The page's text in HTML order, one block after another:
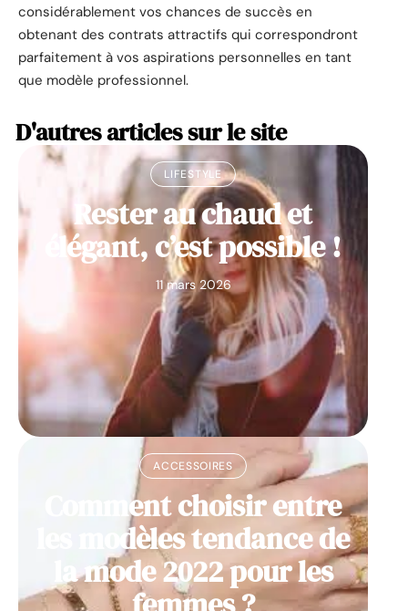
considérablement vos chances de succès en
obtenant des contrats attractifs qui correspondront
parfaitement à vos aspirations personnelles en tant
que modèle professionnel.
D'autres articles sur le site
LIFESTYLE
Rester au chaud et
élégant, c’est possible !
11 mars 2026
ACCESSOIRES
Comment choisir entre
les modèles tendance de
la mode 2022 pour les